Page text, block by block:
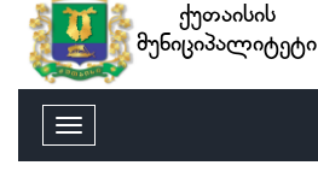
ქუთაისის
მუნიციპალიტეტი